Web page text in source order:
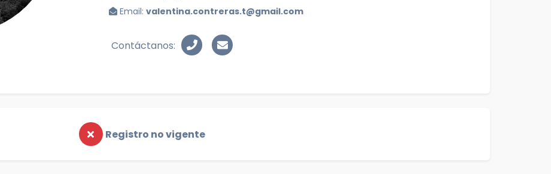
Email: valentina.contreras.t@gmail.com
Contáctanos:
Registro no vigente